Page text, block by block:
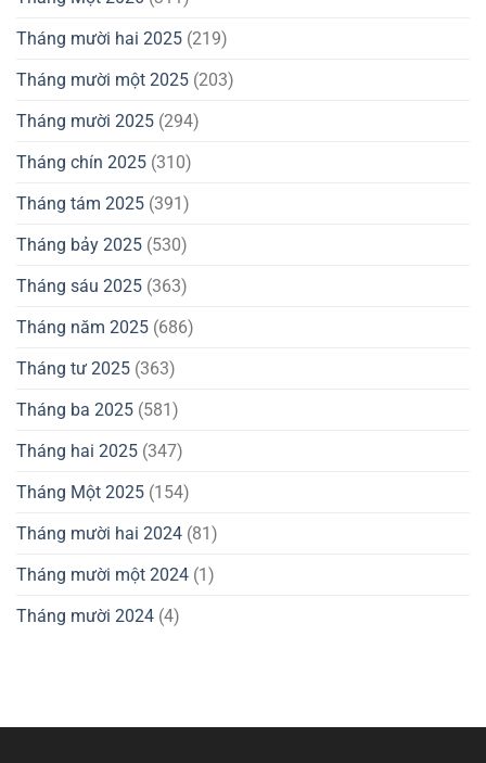
Tháng mười hai 2025 (219)
Tháng mười một 2025 (203)
Tháng mười 2025 (294)
Tháng chín 2025 (310)
Tháng tám 2025 (391)
Tháng bảy 2025 (530)
Tháng sáu 2025 (363)
Tháng năm 2025 (686)
Tháng tư 2025 (363)
Tháng ba 2025 (581)
Tháng hai 2025 (347)
Tháng Một 2025 (154)
Tháng mười hai 2024 (81)
Tháng mười một 2024 (1)
Tháng mười 2024 (4)